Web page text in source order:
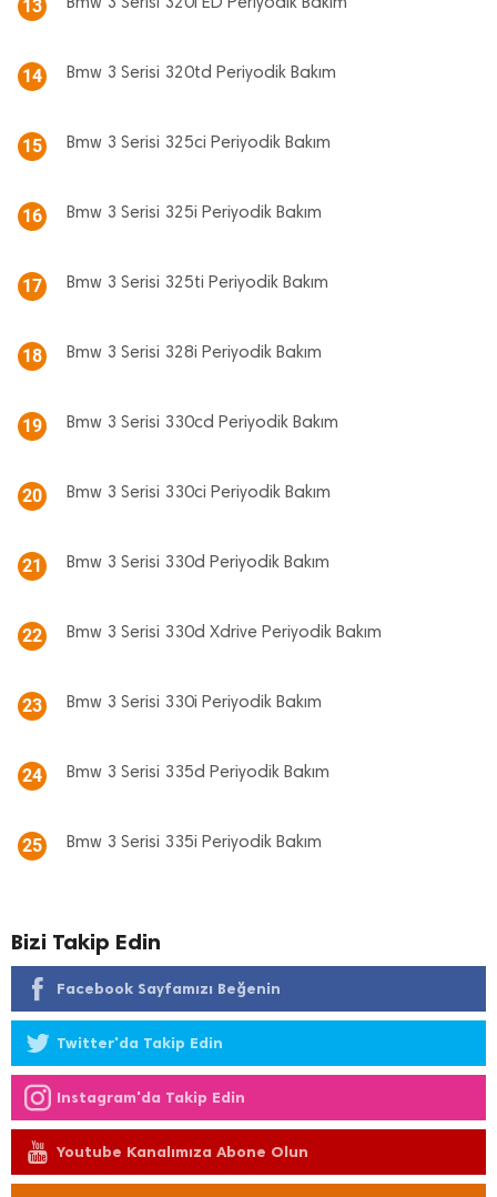
13
14 Bmw 3 Serisi 320td Periyodik Bakım
15 Bmw 3 Serisi 325ci Periyodik Bakım
16 Bmw 3 Serisi 325i Periyodik Bakım
17 Bmw 3 Serisi 325ti Periyodik Bakım
18 Bmw 3 Serisi 328i Periyodik Bakım
19 Bmw 3 Serisi 330cd Periyodik Bakım
20 Bmw 3 Serisi 330ci Periyodik Bakım
21 Bmw 3 Serisi 330d Periyodik Bakım
22 Bmw 3 Serisi 330d Xdrive Periyodik Bakım
23 Bmw 3 Serisi 330i Periyodik Bakım
24 Bmw 3 Serisi 335d Periyodik Bakım
25 Bmw 3 Serisi 335i Periyodik Bakım
Bizi Takip Edin
Facebook Sayfamızı Beğenin
Twitter'da Takip Edin
Instagram'da Takip Edin
Youtube Kanalımıza Abone Olun